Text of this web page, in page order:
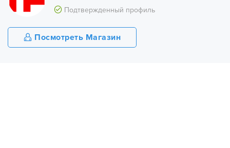
Подтвержденный профиль
Посмотреть Магазин